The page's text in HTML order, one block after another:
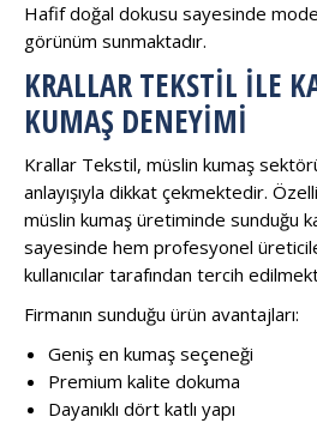
Hafif doğal dokusu sayesinde
görünüm sunmaktadır.
KRALLAR TEKSTIL ILE
KUMAŞ DENEYIMI
Krallar Tekstil, müslin kumaş
anlayışıyla dikkat çekmektedir.
müslin kumaş üretiminde sunduğu
sayesinde hem profesyonel
kullanıcılar tarafından tercih
Firmanın sunduğu ürün avantajları:
Geniş en kumaş seçeneği
Premium kalite dokuma
Dayanıklı dört katlı yapı